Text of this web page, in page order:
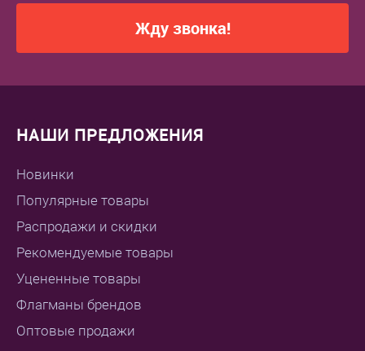
Жду звонка!
НАШИ ПРЕДЛОЖЕНИЯ
Новинки
Популярные товары
Распродажи и скидки
Рекомендуемые товары
Уцененные товары
Флагманы брендов
Оптовые продажи